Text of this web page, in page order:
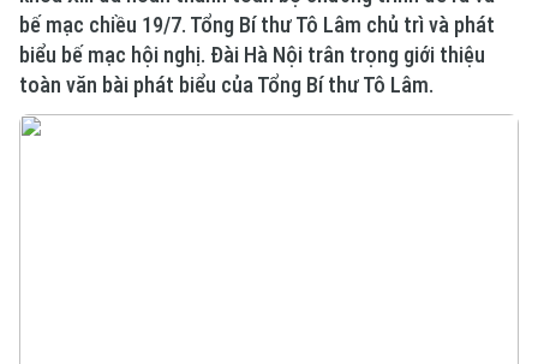
bế mạc chiều 19/7. Tổng Bí thư Tô Lâm chủ trì và phát
biểu bế mạc hội nghị. Đài Hà Nội trân trọng giới thiệu
toàn văn bài phát biểu của Tổng Bí thư Tô Lâm.